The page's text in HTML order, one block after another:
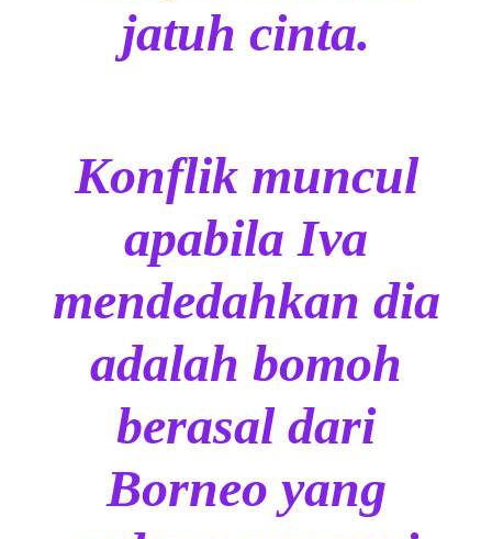
jatuh cinta.
Konflik muncul
apabila Iva
mendedahkan dia
adalah bomoh
berasal dari
Borneo yang